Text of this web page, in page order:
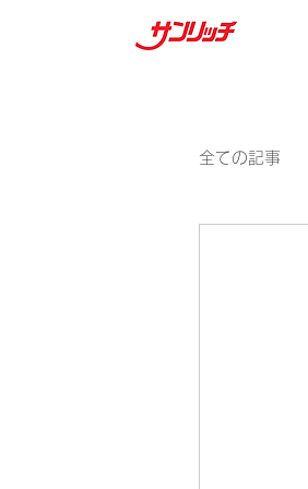
全ての記事